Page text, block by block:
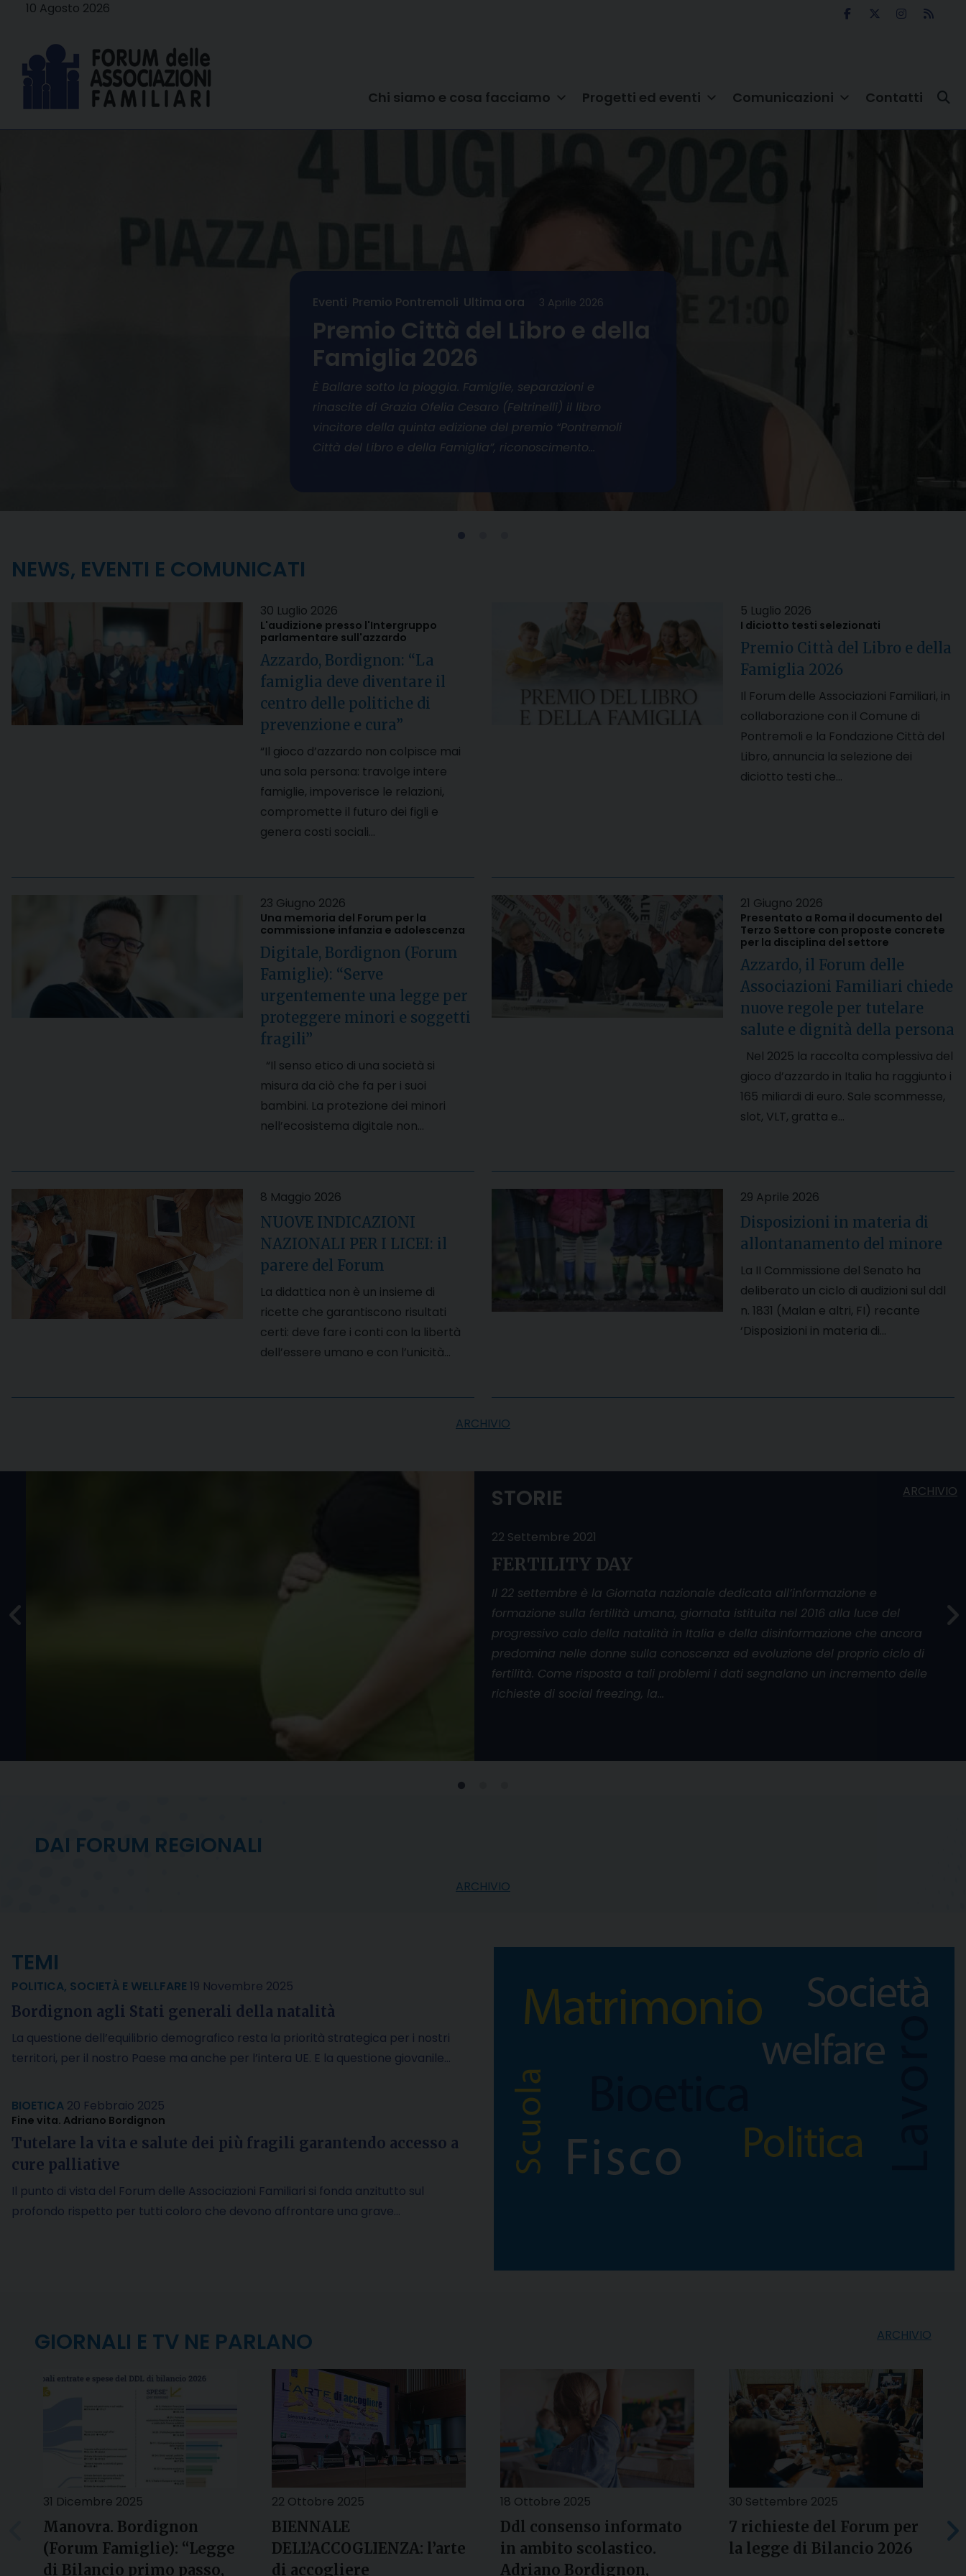
10 Agosto 2026
Chi siamo e cosa facciamo Progetti ed eventi Comunicazioni Contatti
Eventi Premio Pontremoli Ultima ora 3 Aprile 2026
Premio Città del Libro e della
Famiglia 2026
È Ballare sotto la pioggia. Famiglie, separazioni e
rinascite di Grazia Ofelia Cesaro (Feltrinelli) il libro
vincitore della quinta edizione del premio “Pontremoli
Città del Libro e della Famiglia”, riconoscimento…
NEWS, EVENTI E COMUNICATI
30 Luglio 2026
L'audizione presso l'Intergruppo
parlamentare sull'azzardo
Azzardo, Bordignon: “La
famiglia deve diventare il
centro delle politiche di
prevenzione e cura”
“Il gioco d’azzardo non colpisce mai
una sola persona: travolge intere
famiglie, impoverisce le relazioni,
compromette il futuro dei figli e
genera costi sociali…
5 Luglio 2026
I diciotto testi selezionati
Premio Città del Libro e della
Famiglia 2026
Il Forum delle Associazioni Familiari, in
collaborazione con il Comune di
Pontremoli e la Fondazione Città del
Libro, annuncia la selezione dei
diciotto testi che…
23 Giugno 2026
Una memoria del Forum per la
commissione infanzia e adolescenza
Digitale, Bordignon (Forum
Famiglie): “Serve
urgentemente una legge per
proteggere minori e soggetti
fragili”
“Il senso etico di una società si
misura da ciò che fa per i suoi
bambini. La protezione dei minori
nell’ecosistema digitale non…
21 Giugno 2026
Presentato a Roma il documento del
Terzo Settore con proposte concrete
per la disciplina del settore
Azzardo, il Forum delle
Associazioni Familiari chiede
nuove regole per tutelare
salute e dignità della persona
Nel 2025 la raccolta complessiva del
gioco d’azzardo in Italia ha raggiunto i
165 miliardi di euro. Sale scommesse,
slot, VLT, gratta e…
8 Maggio 2026
NUOVE INDICAZIONI
NAZIONALI PER I LICEI: il
parere del Forum
La didattica non è un insieme di
ricette che garantiscono risultati
certi: deve fare i conti con la libertà
dell’essere umano e con l’unicità…
29 Aprile 2026
Disposizioni in materia di
allontanamento del minore
La II Commissione del Senato ha
deliberato un ciclo di audizioni sul ddl
n. 1831 (Malan e altri, FI) recante
‘Disposizioni in materia di…
ARCHIVIO
ARCHIVIO
STORIE
22 Settembre 2021
FERTILITY DAY
Il 22 settembre è la Giornata nazionale dedicata all’informazione e
formazione sulla fertilità umana, giornata istituita nel 2016 alla luce del
progressivo calo della natalità in Italia e della disinformazione che ancora
predomina nelle donne sulla conoscenza ed evoluzione del proprio ciclo di
fertilità. Come risposta a tali problemi i dati segnalano un incremento delle
richieste di social freezing, la…
DAI FORUM REGIONALI
ARCHIVIO
TEMI
POLITICA, SOCIETÀ E WELLFARE 19 Novembre 2025
Bordignon agli Stati generali della natalità
La questione dell’equilibrio demografico resta la priorità strategica per i nostri
territori, per il nostro Paese ma anche per l’intera UE. E la questione giovanile…
BIOETICA 20 Febbraio 2025
Fine vita. Adriano Bordignon
Tutelare la vita e salute dei più fragili garantendo accesso a
cure palliative
Il punto di vista del Forum delle Associazioni Familiari si fonda anzitutto sul
profondo rispetto per tutti coloro che devono affrontare una grave…
ARCHIVIO
GIORNALI E TV NE PARLANO
31 Dicembre 2025
Manovra. Bordignon
(Forum Famiglie): “Legge
di Bilancio primo passo,
22 Ottobre 2025
BIENNALE
DELL’ACCOGLIENZA: l’arte
di accogliere
18 Ottobre 2025
Ddl consenso informato
in ambito scolastico.
Adriano Bordignon,
30 Settembre 2025
7 richieste del Forum per
la legge di Bilancio 2026